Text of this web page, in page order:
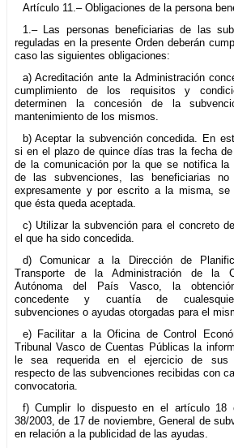
Artículo 11.– Obligaciones de la persona
1.– Las personas beneficiarias de las
reguladas en la presente Orden deberán
caso las siguientes obligaciones:
a) Acreditación ante la Administración
cumplimiento de los requisitos y
determinen la concesión de la
mantenimiento de los mismos.
b) Aceptar la subvención concedida. En
si en el plazo de quince días tras la fecha de
de la comunicación por la que se notifica la
de las subvenciones, las beneficiarias no
expresamente y por escrito a la misma, se
que ésta queda aceptada.
c) Utilizar la subvención para el concreto
el que ha sido concedida.
d) Comunicar a la Dirección de
Transporte de la Administración de la
Autónoma del País Vasco, la
concedente y cuantía de
subvenciones o ayudas otorgadas para el
e) Facilitar a la Oficina de Control
Tribunal Vasco de Cuentas Públicas la
le sea requerida en el ejercicio de sus
respecto de las subvenciones recibidas con
convocatoria.
f) Cumplir lo dispuesto en el artículo 18
38/2003, de 17 de noviembre, General de
en relación a la publicidad de las ayudas.